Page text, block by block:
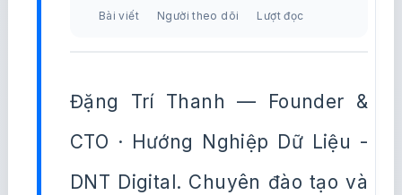
Bài viết Người theo dõi Lượt đọc
Đặng Trí Thanh — Founder &
CTO · Hướng Nghiệp Dữ Liệu -
DNT Digital. Chuyên đào tạo và